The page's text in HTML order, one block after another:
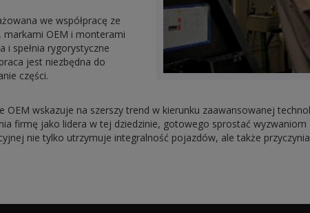
we współpracę ze
OEM i monterami
i spełnia rygorystyczne
jest niezbędna do
części.
OEM wskazuje na szerszy trend w kierunku zaawansowanej
firmę jako lidera w tej dziedzinie, gotowego sprostać
nie tylko utrzymuje integralność pojazdów, ale także